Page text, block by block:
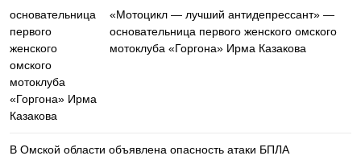
«Мотоцикл — лучший антидепрессант» —
основательница первого женского омского
мотоклуба «Горгона» Ирма Казакова
В Омской области объявлена опасность атаки БПЛА